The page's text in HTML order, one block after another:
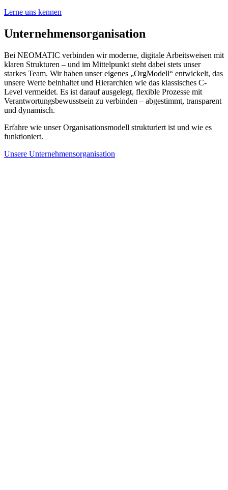
Lerne uns kennen
Unternehmensorganisation
Bei NEOMATIC verbinden wir moderne, digitale Arbeitsweisen mit
klaren Strukturen – und im Mittelpunkt steht dabei stets unser
starkes Team. Wir haben unser eigenes „OrgModell“ entwickelt, das
unsere Werte beinhaltet und Hierarchien wie das klassisches C-
Level vermeidet. Es ist darauf ausgelegt, flexible Prozesse mit
Verantwortungsbewusstsein zu verbinden – abgestimmt, transparent
und dynamisch.
Erfahre wie unser Organisationsmodell strukturiert ist und wie es
funktioniert.
Unsere Unternehmensorganisation